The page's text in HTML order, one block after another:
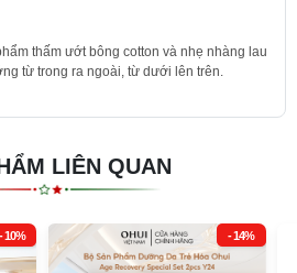
thấm ướt bông cotton và nhẹ nhàng lau
từ trong ra ngoài, từ dưới lên trên.
LIÊN QUAN
- 10% - 14%